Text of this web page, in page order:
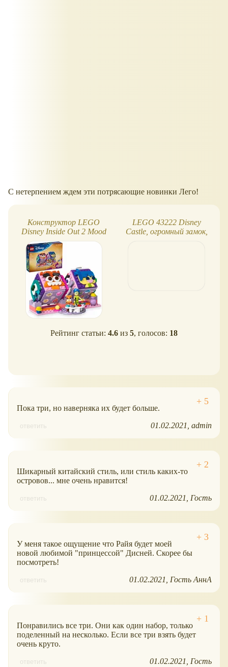
С нетерпением ждем эти потрясающие новинки Лего!
Конструктор LEGO
Disney Inside Out 2 Mood
Cubes: два настроения
LEGO 43222 Disney
Castle, огромный замок,
Рейтинг статьи: 4.6 из 5, голосов: 18
Пока три, но наверняка их будет больше.
ответить 01.02.2021 admin
Шикарный китайский стиль, или стиль каких-то
островов... мне очень нравится!
ответить 01.02.2021 Гость
У меня такое ощущение что Райя будет моей
новой любимой "принцессой" Дисней. Скорее бы
посмотреть!
ответить 01.02.2021 Гость АннА
Понравились все три. Они как один набор, только
поделенный на несколько. Если все три взять будет
очень круто.
ответить 01.02.2021 Гость